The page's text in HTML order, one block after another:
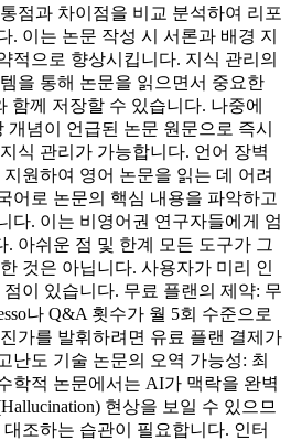
점과 차이점을 비교 분석하여 리포
. 이는 논문 작성 시 서론과 배경 지
적으로 향상시킵니다. 지식 관리의
을 통해 논문을 읽으면서 중요한
함께 저장할 수 있습니다. 나중에
념이 언급된 논문 원문으로 즉시
식 관리가 가능합니다. 언어 장벽
원하여 영어 논문을 읽는 데 어려
어로 논문의 핵심 내용을 파악하고
다. 이는 비영어권 연구자들에게 엄
아쉬운 점 및 한계 모든 도구가 그
것은 아닙니다. 사용자가 미리 인
이 있습니다. 무료 플랜의 제약: 무
나 Q&A 횟수가 월 5회 수준으로
가를 발휘하려면 유료 플랜 결제가
난도 기술 논문의 오역 가능성: 최
학적 논문에서는 AI가 맥락을 완벽
현상을 보일 수 있으므
조하는 습관이 필요합니다. 인터